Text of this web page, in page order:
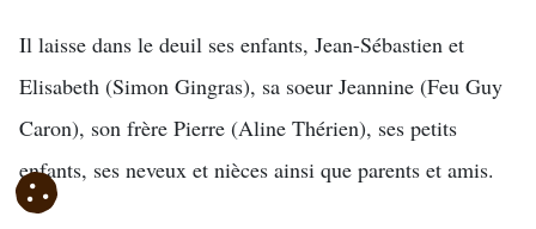
Il laisse dans le deuil ses enfants, Jean-Sébastien et
Elisabeth (Simon Gingras), sa soeur Jeannine (Feu Guy
Caron), son frère Pierre (Aline Thérien), ses petits
enfants, ses neveux et nièces ainsi que parents et amis.